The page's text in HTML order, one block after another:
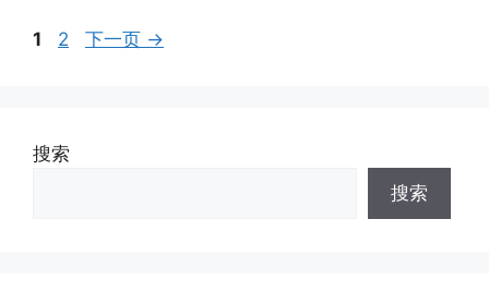
页
1
页
2 下一页 →
搜索
搜索